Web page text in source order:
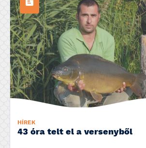
HÍREK
43 óra telt el a versenyből